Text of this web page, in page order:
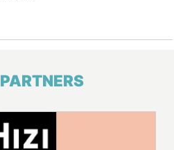
PARTNERS